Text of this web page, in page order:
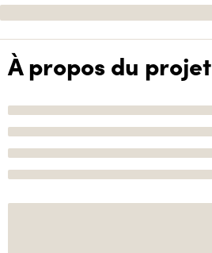
À propos du projet